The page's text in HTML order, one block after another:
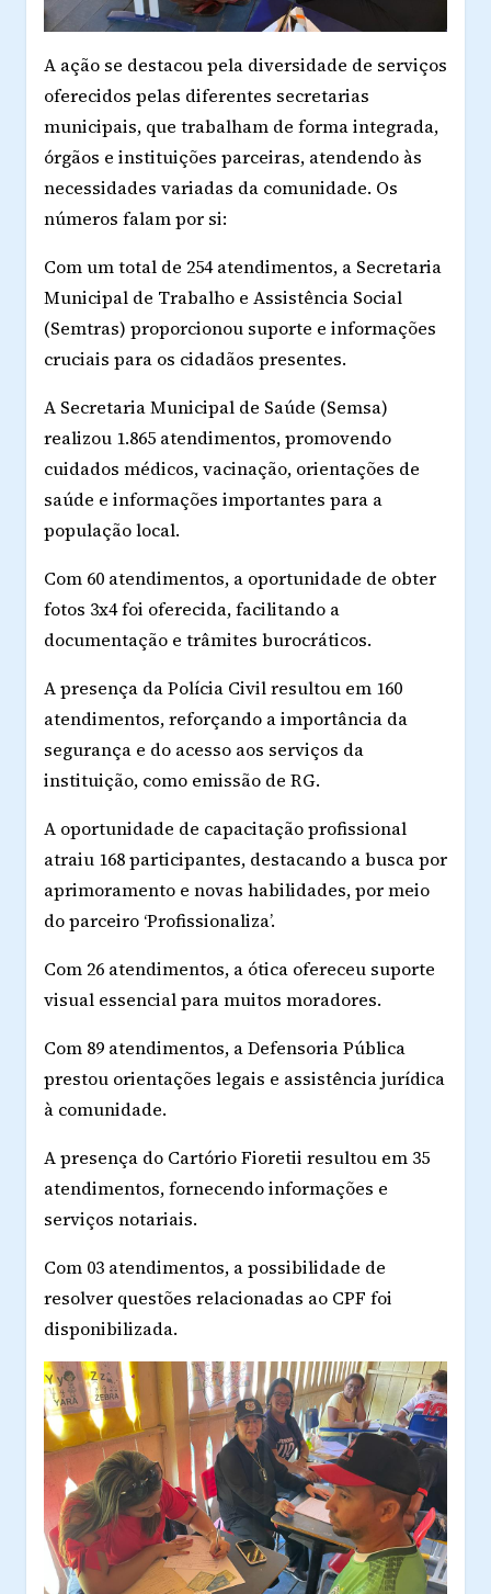
A ação se destacou pela diversidade de serviços
oferecidos pelas diferentes secretarias
municipais, que trabalham de forma integrada,
órgãos e instituições parceiras, atendendo às
necessidades variadas da comunidade. Os
números falam por si:
Com um total de 254 atendimentos, a Secretaria
Municipal de Trabalho e Assistência Social
(Semtras) proporcionou suporte e informações
cruciais para os cidadãos presentes.
A Secretaria Municipal de Saúde (Semsa)
realizou 1.865 atendimentos, promovendo
cuidados médicos, vacinação, orientações de
saúde e informações importantes para a
população local.
Com 60 atendimentos, a oportunidade de obter
fotos 3x4 foi oferecida, facilitando a
documentação e trâmites burocráticos.
A presença da Polícia Civil resultou em 160
atendimentos, reforçando a importância da
segurança e do acesso aos serviços da
instituição, como emissão de RG.
A oportunidade de capacitação profissional
atraiu 168 participantes, destacando a busca por
aprimoramento e novas habilidades, por meio
do parceiro ‘Profissionaliza’.
Com 26 atendimentos, a ótica ofereceu suporte
visual essencial para muitos moradores.
Com 89 atendimentos, a Defensoria Pública
prestou orientações legais e assistência jurídica
à comunidade.
A presença do Cartório Fioretii resultou em 35
atendimentos, fornecendo informações e
serviços notariais.
Com 03 atendimentos, a possibilidade de
resolver questões relacionadas ao CPF foi
disponibilizada.